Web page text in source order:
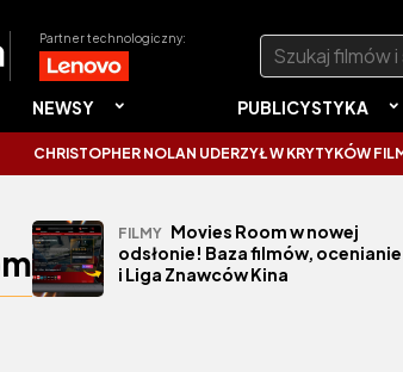
Partner technologiczny: Szukaj:
NEWSY PUBLICYSTYKA
NOLAN UDERZYŁ W KRYTYKÓW FILMOWYCH.
FILMY Movies Room w nowej
odsłonie! Baza filmów, ocenianie
i Liga Znawców Kina